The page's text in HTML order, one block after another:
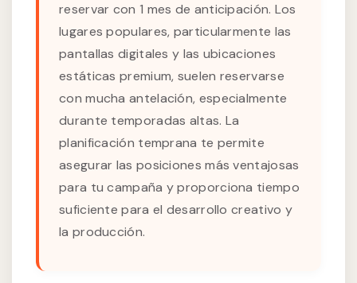
reservar con 1 mes de anticipación. Los
lugares populares, particularmente las
pantallas digitales y las ubicaciones
estáticas premium, suelen reservarse
con mucha antelación, especialmente
durante temporadas altas. La
planificación temprana te permite
asegurar las posiciones más ventajosas
para tu campaña y proporciona tiempo
suficiente para el desarrollo creativo y
la producción.